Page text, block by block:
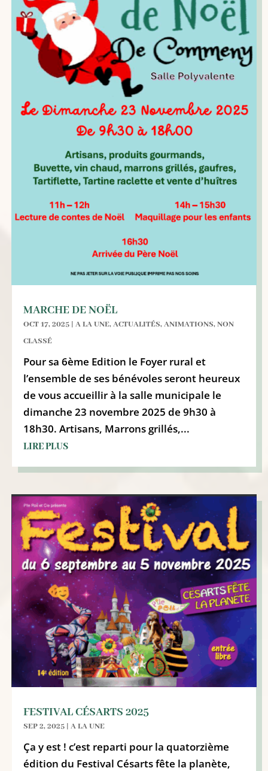
MARCHE DE NOËL
OCT 17, 2025 | A LA UNE,ACTUALITÉS,ANIMATIONS,NON
CLASSÉ
Pour sa 6ème Edition le Foyer rural et
l’ensemble de ses bénévoles seront heureux
de vous accueillir à la salle municipale le
dimanche 23 novembre 2025 de 9h30 à
18h30. Artisans, Marrons grillés,...
LIRE PLUS
FESTIVAL CÉSARTS 2025
SEP 2, 2025 | A LA UNE
Ça y est ! c’est reparti pour la quatorzième
édition du Festival Césarts fête la planète,